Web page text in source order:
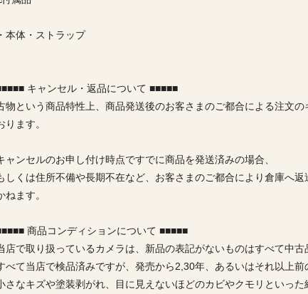
・本体・ストラップ
キャンセル・返品について ■■■■■
物という商品特性上、商品発送後のお客さまのご都合による注文
ります。
ャンセルのお申し付け時点ですでに商品を発送済みの場合、
しくは住所不備や長期不在など、お客さまのご都合により倉庫へ
ねます。
商品コンディションについて ■■■■■
店で取り扱っているカメラは、新品の表記がないものはすべて中古
べて当店で検品済みですが、発売から2,30年、あるいはそれ以上前
さなキズや塗装剥がれ、目に見えないほどのカビやクモリといっ